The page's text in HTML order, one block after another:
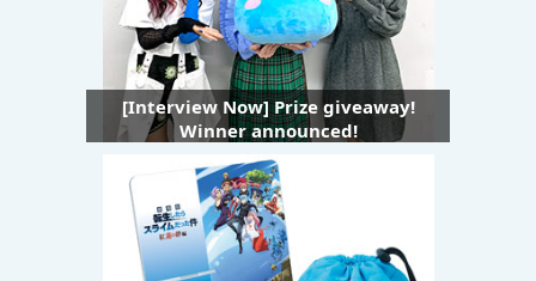
[Interview Now] Prize giveaway!
Winner announced!